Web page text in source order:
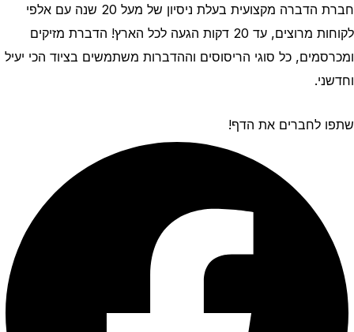
חברת הדברה מקצועית בעלת ניסיון של מעל 20 שנה עם אלפי
לקוחות מרוצים, עד 20 דקות הגעה לכל הארץ! הדברת מזיקים
ומכרסמים, כל סוגי הריסוסים וההדברות משתמשים בציוד הכי יעיל
וחדשני.
שתפו לחברים את הדף!